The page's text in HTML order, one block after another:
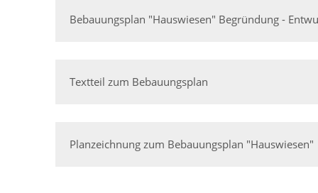
Bebauungsplan "Hauswiesen" Begründung -
Textteil zum Bebauungsplan
Planzeichnung zum Bebauungsplan "Hauswiesen"